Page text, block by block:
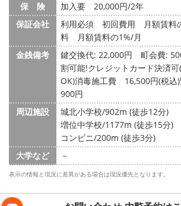
保 険
加入要 20,000円/2年
保証会社
利用必須 初回費用 月額賃料
料 月額賃料の1%/月
金銭備考
鍵交換代: 22,000円 町会費:
割可能!クレジットカード決済
OK)消毒施工費 16,500円(税
900円
周辺施設
城北小学校/902m (徒歩12分)
増位中学校/1177m (徒歩15分)
コンビニ/200m (徒歩3分)
大学など
－
表示の情報と現況に差異がある場合は現況優先となります。